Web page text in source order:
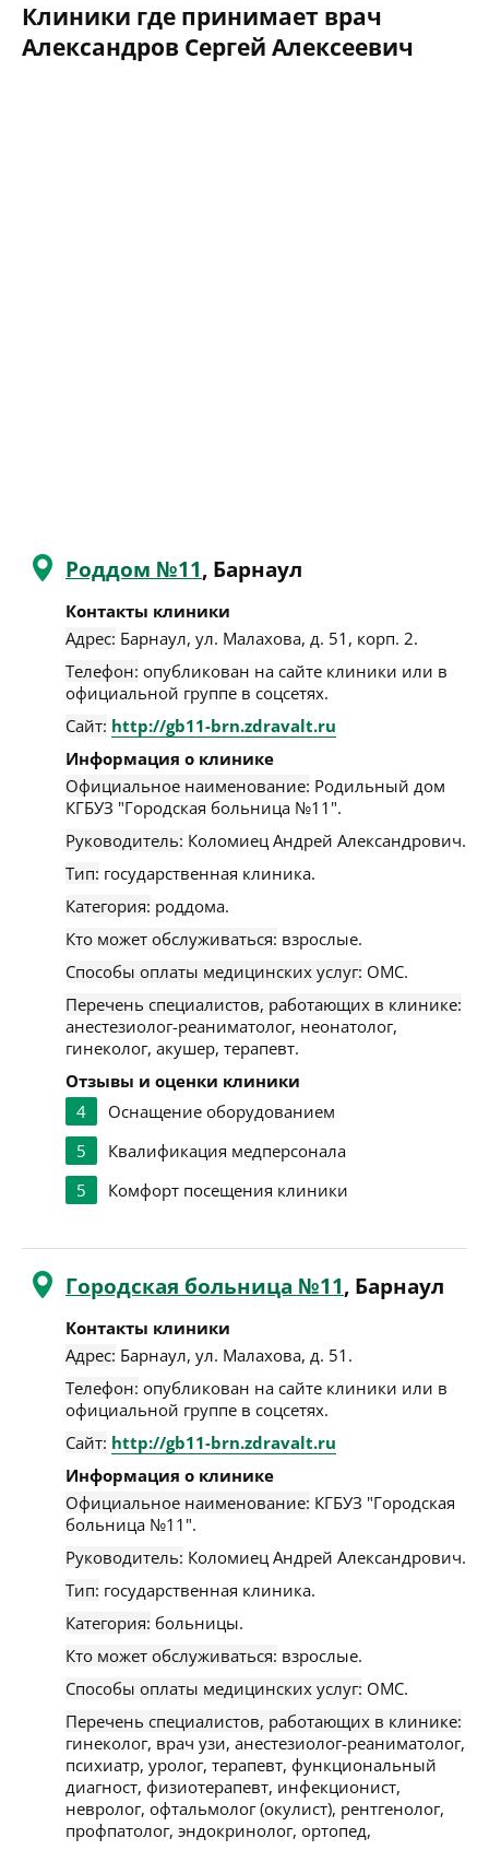
Клиники где принимает врач
Александров Сергей Алексеевич
Роддом №11, Барнаул
Контакты клиники
Адрес: Барнаул, ул. Малахова, д. 51, корп. 2.
Телефон: опубликован на сайте клиники или в
официальной группе в соцсетях.
Сайт: http://gb11-brn.zdravalt.ru
Информация о клинике
Официальное наименование: Родильный дом
КГБУЗ "Городская больница №11".
Руководитель: Коломиец Андрей Александрович.
Тип: государственная клиника.
Категория: роддома.
Кто может обслуживаться: взрослые.
Способы оплаты медицинских услуг: ОМС.
Перечень специалистов, работающих в клинике:
анестезиолог-реаниматолог, неонатолог,
гинеколог, акушер, терапевт.
Отзывы и оценки клиники
4
Оснащение оборудованием
5
Квалификация медперсонала
5
Комфорт посещения клиники
Городская больница №11, Барнаул
Контакты клиники
Адрес: Барнаул, ул. Малахова, д. 51 .
Телефон: опубликован на сайте клиники или в
официальной группе в соцсетях.
Сайт: http://gb11-brn.zdravalt.ru
Информация о клинике
Официальное наименование: КГБУЗ "Городская
больница №11".
Руководитель: Коломиец Андрей Александрович.
Тип: государственная клиника.
Категория: больницы.
Кто может обслуживаться: взрослые.
Способы оплаты медицинских услуг: ОМС.
Перечень специалистов, работающих в клинике:
гинеколог, врач узи, анестезиолог-реаниматолог,
психиатр, уролог, терапевт, функциональный
диагност, физиотерапевт, инфекционист,
невролог, офтальмолог (окулист), рентгенолог,
профпатолог, эндокринолог, ортопед,